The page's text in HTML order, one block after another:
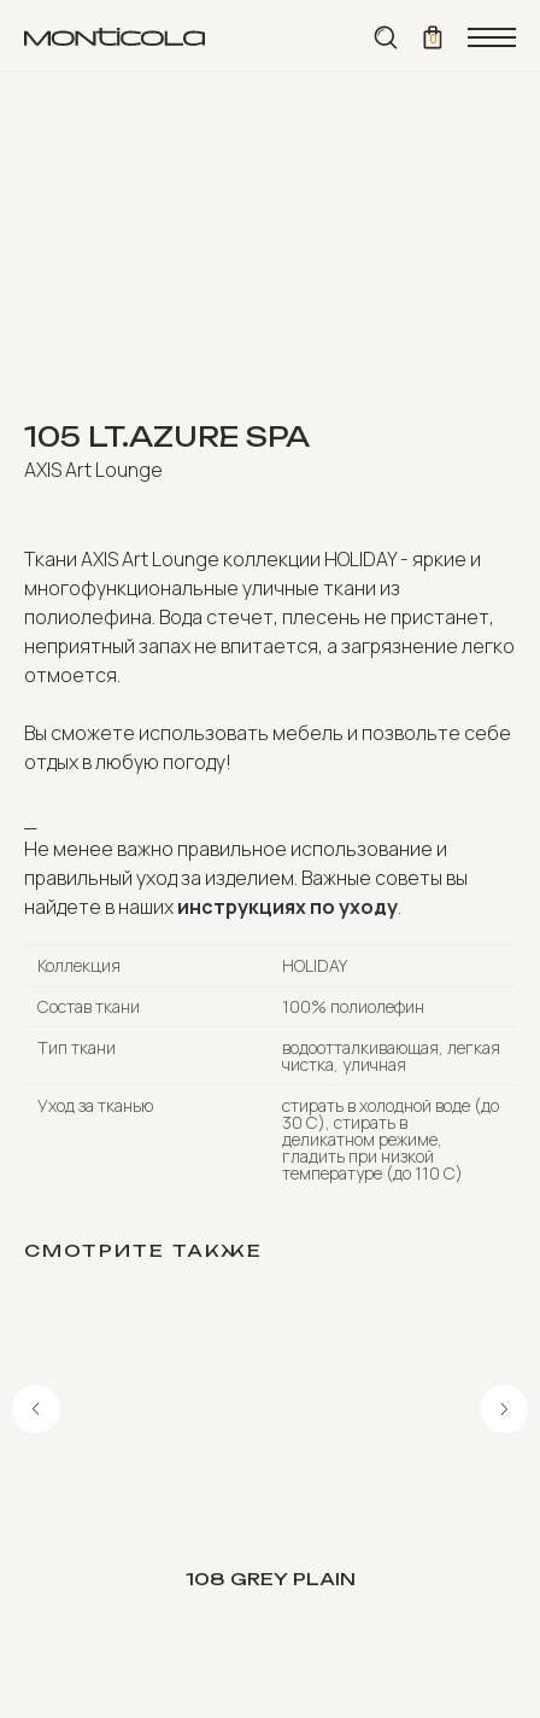
0
⟵ назад
105 LT.AZURE SPA
AXIS Art Lounge
Ткани AXIS Art Lounge коллекции HOLIDAY - яркие и
многофункциональные уличные ткани из
полиолефина. Вода стечет, плесень не пристанет,
неприятный запах не впитается, а загрязнение легко
отмоется.
Вы сможете использовать мебель и позвольте себе
отдых в любую погоду!
Не менее важно правильное использование и
правильный уход за изделием. Важные советы вы
найдете в нашихинструкциях по уходу.
Коллекция
HOLIDAY
Состав ткани
100% полиолефин
Тип ткани
водоотталкивающая, легкая
чистка, уличная
Уход за тканью
стирать в холодной воде (до
30 C), стирать в
деликатном режиме,
гладить при низкой
температуре (до 110 С)
СМОТРИТЕ ТАКЖЕ
108 GREY PLAIN